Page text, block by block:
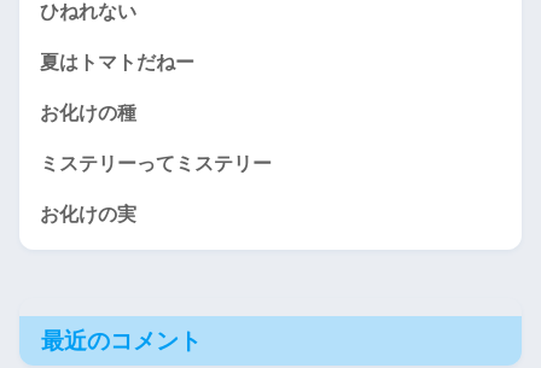
ひねれない
夏はトマトだねー
お化けの種
ミステリーってミステリー
お化けの実
最近のコメント